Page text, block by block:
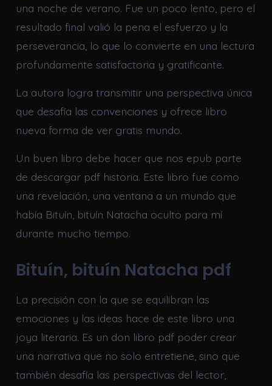
una noche de verano. Fue un poco lento, pero el
resultado final valió la pena el esfuerzo y la
perseverancia, lo que lo convierte en una lectura
profundamente satisfactoria y gratificante.
La autora logra transmitir una perspectiva única
que desafía las convenciones y ofrece libro
nueva forma de ver gratis mundo.
Un buen libro debe hacer que nos epub parte
de descargar pdf historia. Este libro fue como
una revelación, una ventana a un mundo que
había Bituín, bituín Natacha oculto para mí
durante mucho tiempo.
Bituín, bituín Natacha pdf
La precisión con la que se equilibran las
emociones y las ideas hace de este libro una
joya literaria. Es un don libro pdf poder crear
una narrativa que no solo entretiene, sino que
también desafía las perspectivas del lector,